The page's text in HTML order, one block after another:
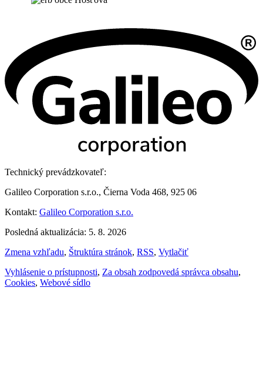
Technický prevádzkovateľ:
Galileo Corporation s.r.o., Čierna Voda 468, 925 06
Kontakt: Galileo Corporation s.r.o.
Posledná aktualizácia: 5. 8. 2026
Zmena vzhľadu, Štruktúra stránok, RSS, Vytlačiť
Vyhlásenie o prístupnosti, Za obsah zodpovedá správca obsahu,
Cookies, Webové sídlo